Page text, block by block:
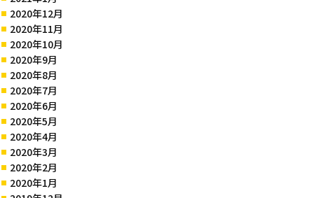
2020年12月
2020年11月
2020年10月
2020年9月
2020年8月
2020年7月
2020年6月
2020年5月
2020年4月
2020年3月
2020年2月
2020年1月